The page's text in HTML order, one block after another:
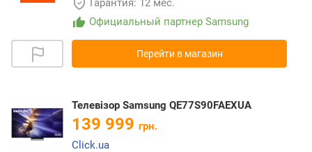
Официальный партнер Samsung
Перейти в магазин
Телевізор Samsung QE77S90FAEXUA
139 999 грн.
Click.ua